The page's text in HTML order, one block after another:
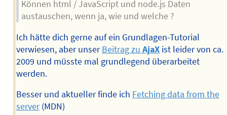
Können html / JavaScript und node.js Daten
austauschen, wenn ja, wie und welche ?
Ich hätte dich gerne auf ein Grundlagen-Tutorial
verwiesen, aber unserBeitrag zu AjaXist leider von ca.
2009 und müsste mal grundlegend überarbeitet
werden.
Besser und aktueller finde ich Fetching data from the
server(MDN)